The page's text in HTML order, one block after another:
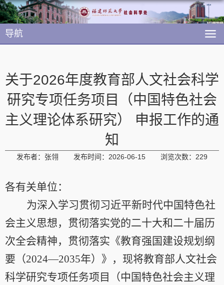
导航
关于2026年度教育部人文社会科学
研究专项任务项目（中国特色社会
主义理论体系研究） 申报工作的通
知
发布者：张翎 发布时间：2026-06-15 浏览次数： 229
各有关单位：
为深入学习贯彻习近平新时代中国特色社
会主义思想，贯彻落实党的二十大和二十届历
次全会精神，贯彻落实《教育强国建设规划纲
要（2024—2035年）》，现将教育部人文社会
科学研究专项任务项目（中国特色社会主义理